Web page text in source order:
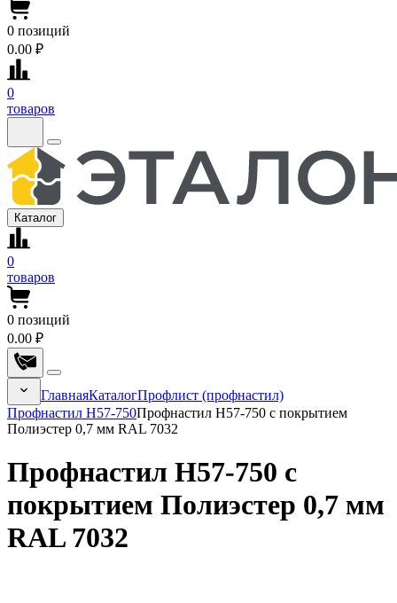
0 позиций
0.00 ₽
0
товаров
Каталог
0
товаров
0 позиций
0.00 ₽
ГлавнаяКаталогПрофлист (профнастил)
Профнастил Н57-750Профнастил Н57-750 с покрытием
Полиэстер 0,7 мм RAL 7032
Профнастил Н57-750 с
покрытием Полиэстер 0,7 мм
RAL 7032